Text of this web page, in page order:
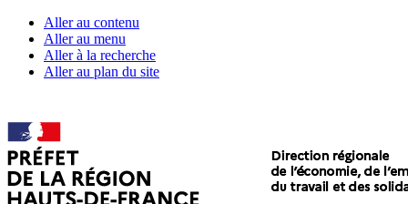
Aller au contenu
Aller au menu
Aller à la recherche
Aller au plan du site